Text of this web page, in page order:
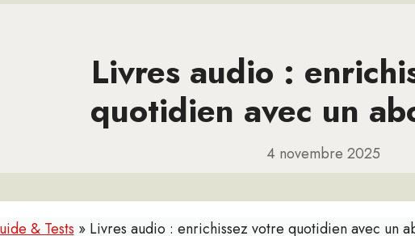
Livres audio :
quotidien avec un
4 novembre 2025
& Tests » Livres audio : enrichissez votre quotidien avec un